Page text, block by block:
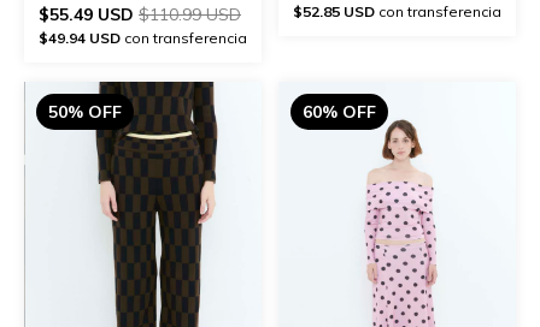
$55.49 USD $110.99 USD
$49.94 USD con transferencia
$52.85 USD con transferencia
50% OFF 60% OFF